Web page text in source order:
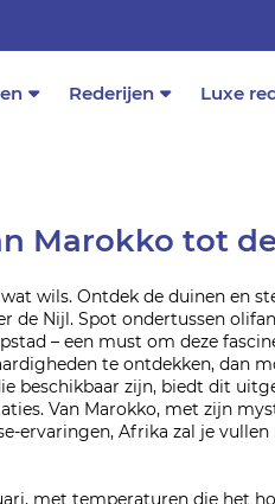
Rederijen Luxe
Marokko tot
wils. Ontdek de duinen
de Nijl. Spot ondertussen
– een must om deze
te ontdekken, dan
beschikbaar zijn, biedt dit
Van Marokko, met zijn
ervaringen, Afrika zal je
met temperaturen die het